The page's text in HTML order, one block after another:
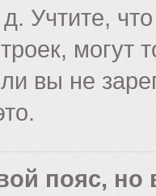
Учтите,
могут
вы не
пояс,